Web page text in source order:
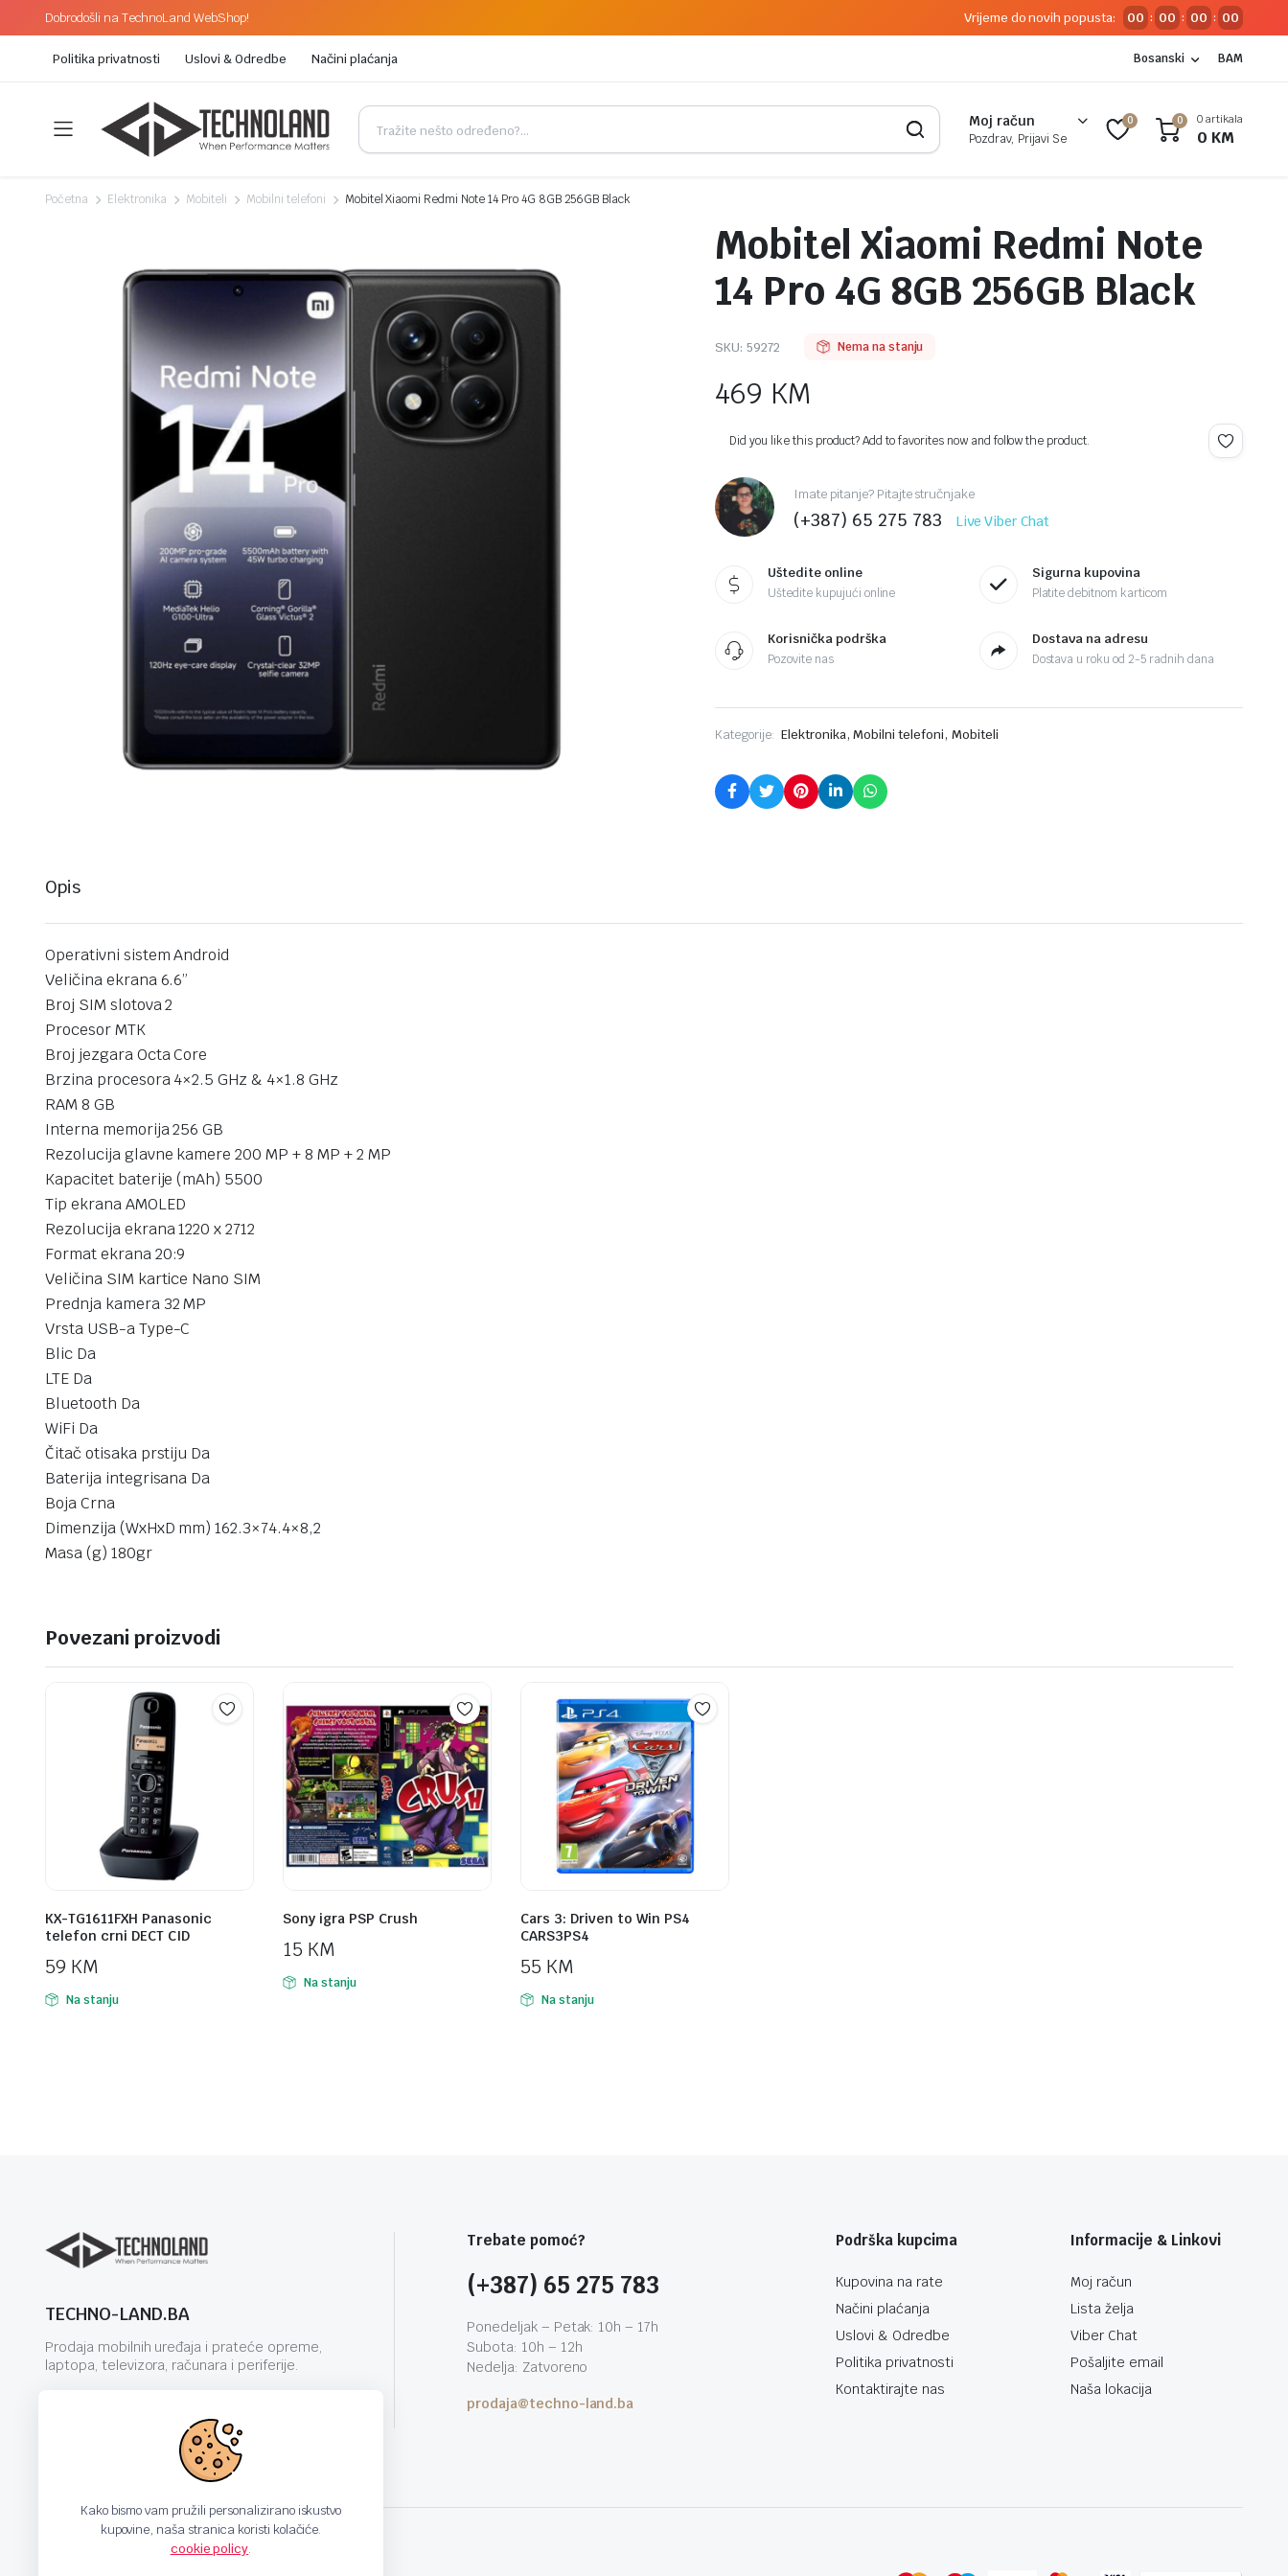
Dobrodošli na TechnoLand WebShop! Vrijeme do novih popusta: 00 : 00 : 00 : 00
Politika privatnosti Uslovi & Odredbe Načini plaćanja Bosanski BAM
Moj račun
Pozdrav, Prijavi Se
0 0 0 artikala
0 KM
Početna Elektronika Mobiteli Mobilni telefoni Mobitel Xiaomi Redmi Note 14 Pro 4G 8GB 256GB Black
Mobitel Xiaomi Redmi Note
14 Pro 4G 8GB 256GB Black
SKU: 59272 Nema na stanju
469 KM
Did you like this product? Add to favorites now and follow the product.
Imate pitanje? Pitajte stručnjake
(+387) 65 275 783 Live Viber Chat
Uštedite online
Uštedite kupujući online
Sigurna kupovina
Platite debitnom karticom
Korisnička podrška
Pozovite nas
Dostava na adresu
Dostava u roku od 2-5 radnih dana
Kategorije: Elektronika, Mobilni telefoni, Mobiteli
Opis
Operativni sistem Android
Veličina ekrana 6.6”
Broj SIM slotova 2
Procesor MTK
Broj jezgara Octa Core
Brzina procesora 4×2.5 GHz & 4×1.8 GHz
RAM 8 GB
Interna memorija 256 GB
Rezolucija glavne kamere 200 MP + 8 MP + 2 MP
Kapacitet baterije (mAh) 5500
Tip ekrana AMOLED
Rezolucija ekrana 1220 x 2712
Format ekrana 20:9
Veličina SIM kartice Nano SIM
Prednja kamera 32 MP
Vrsta USB-a Type-C
Blic Da
LTE Da
Bluetooth Da
WiFi Da
Čitač otisaka prstiju Da
Baterija integrisana Da
Boja Crna
Dimenzija (WxHxD mm) 162.3×74.4×8,2
Masa (g) 180gr
Povezani proizvodi
KX-TG1611FXH Panasonic
telefon crni DECT CID
59 KM
Na stanju
Sony igra PSP Crush
15 KM
Na stanju
Cars 3: Driven to Win PS4
CARS3PS4
55 KM
Na stanju
TECHNO-LAND.BA
Prodaja mobilnih uređaja i prateće opreme,
laptopa, televizora, računara i periferije.
Trebate pomoć?
(+387) 65 275 783
Ponedeljak – Petak: 10h – 17h
Subota: 10h – 12h
Nedelja: Zatvoreno
prodaja@techno-land.ba
Podrška kupcima
Kupovina na rate
Načini plaćanja
Uslovi & Odredbe
Politika privatnosti
Kontaktirajte nas
Informacije & Linkovi
Moj račun
Lista želja
Viber Chat
Pošaljite email
Naša lokacija
Kako bismo vam pružili personalizirano iskustvo
kupovine, naša stranica koristi kolačiće.
cookie policy.